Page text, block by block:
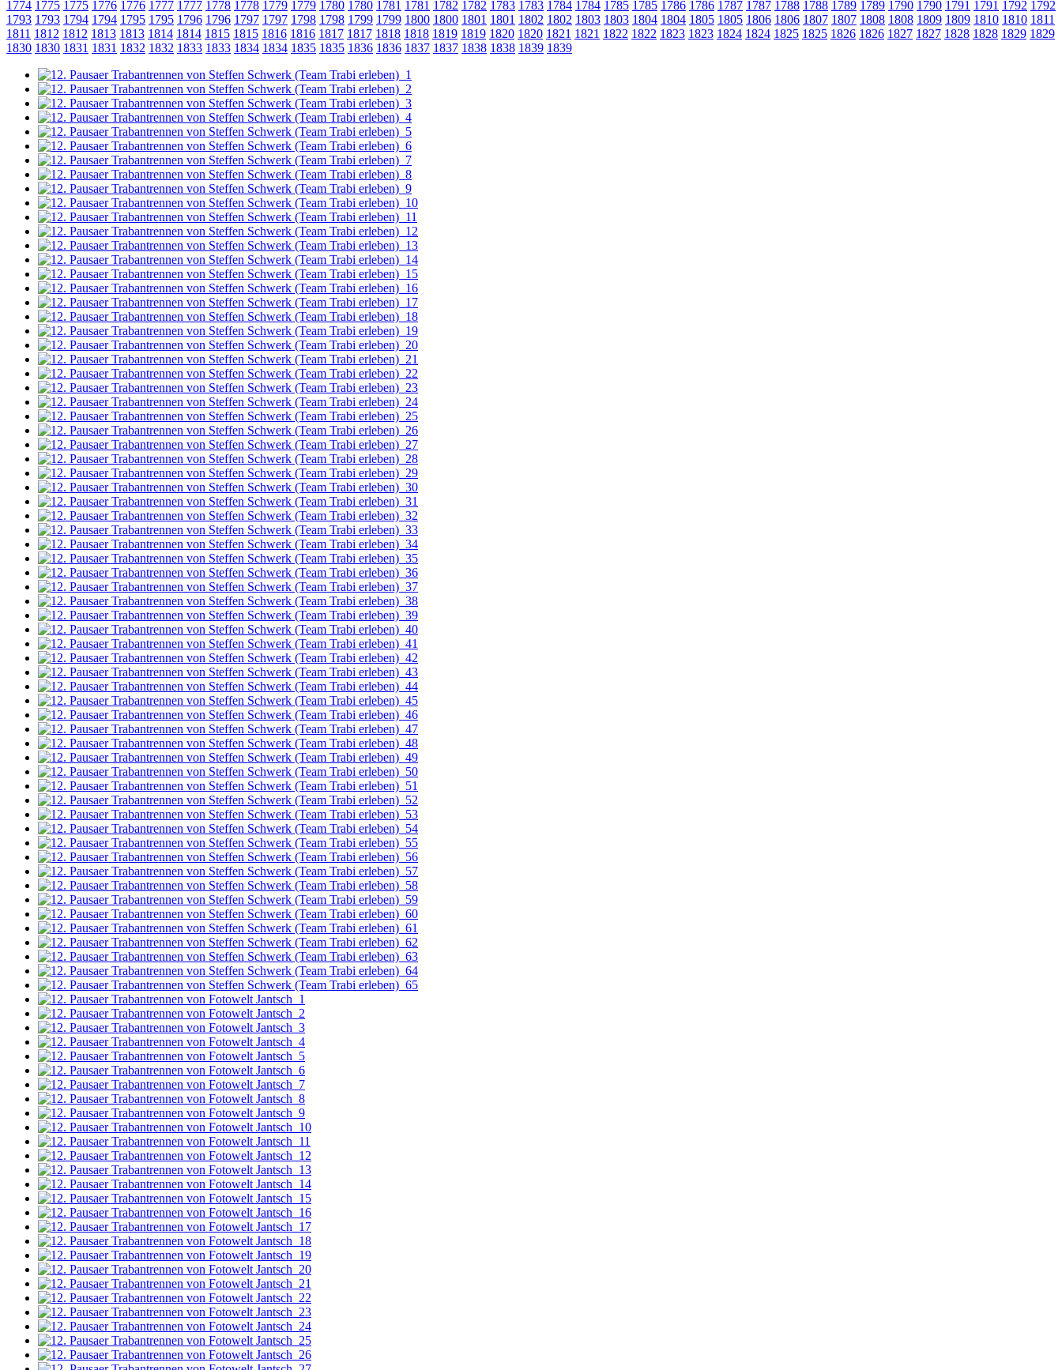
1774 1775 1775 1776 1776 1777 1777 1778 1778 1779 1779 1780 1780 1781 1781 1782 1782 1783 1783 1784 1784 1785 1785 1786 1786 1787 1787 1788 1788 1789 1789 1790 1790 1791 1791 1792 1792
1793 1793 1794 1794 1795 1795 1796 1796 1797 1797 1798 1798 1799 1799 1800 1800 1801 1801 1802 1802 1803 1803 1804 1804 1805 1805 1806 1806 1807 1807 1808 1808 1809 1809 1810 1810 1811
1811 1812 1812 1813 1813 1814 1814 1815 1815 1816 1816 1817 1817 1818 1818 1819 1819 1820 1820 1821 1821 1822 1822 1823 1823 1824 1824 1825 1825 1826 1826 1827 1827 1828 1828 1829 1829
1830 1830 1831 1831 1832 1832 1833 1833 1834 1834 1835 1835 1836 1836 1837 1837 1838 1838 1839 1839